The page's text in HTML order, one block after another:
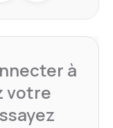
à
votre